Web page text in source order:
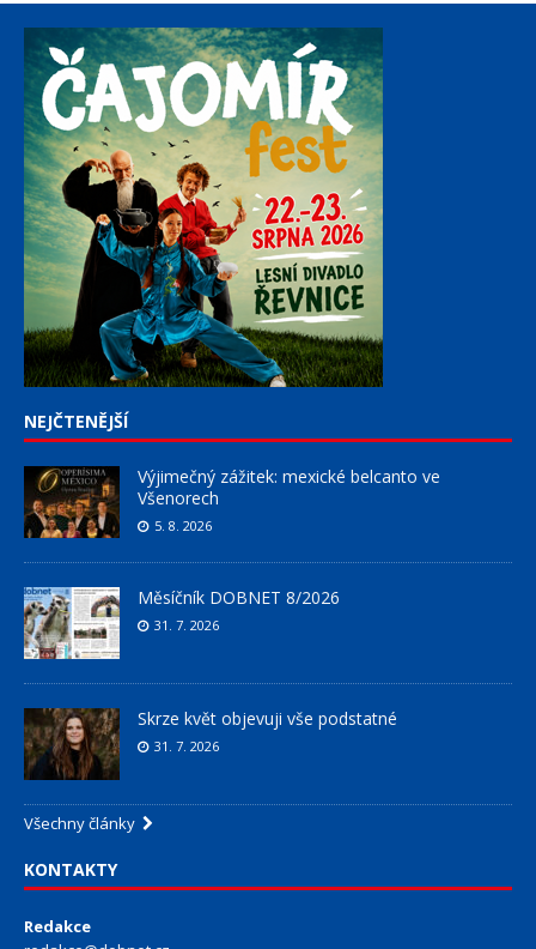
NEJČTENĚJŠÍ
Výjimečný zážitek: mexické belcanto ve
Všenorech
5. 8. 2026
Měsíčník DOBNET 8/2026
31. 7. 2026
Skrze květ objevuji vše podstatné
31. 7. 2026
Všechny články
KONTAKTY
Redakce